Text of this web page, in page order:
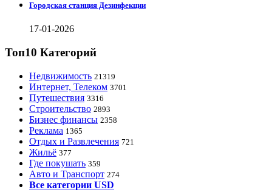
Городская станция Дезинфекции
17-01-2026
Топ10 Категорий
Недвижимость 21319
Интернет, Телеком 3701
Путешествия 3316
Строительство 2893
Бизнес финансы 2358
Реклама 1365
Отдых и Развлечения 721
Жильё 377
Где покушать 359
Авто и Транспорт 274
Все категории USD